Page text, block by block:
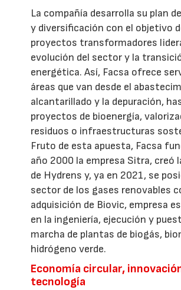
La compañía desarrolla su plan
y diversificación con el objetivo
proyectos transformadores
evolución del sector y la
energética. Así, Facsa ofrece
áreas que van desde el
alcantarillado y la depuración,
proyectos de bioenergía,
residuos o infraestructuras
Fruto de esta apuesta, Facsa
año 2000 la empresa Sitra, creó
de Hydrens y, ya en 2021, se
sector de los gases renovables
adquisición de Biovic, empresa
en la ingeniería, ejecución y
marcha de plantas de biogás,
hidrógeno verde.
Economía circular,
tecnología